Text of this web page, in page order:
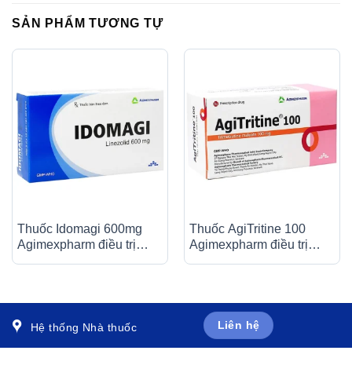
SẢN PHẨM TƯƠNG TỰ
Thuốc Idomagi 600mg
Agimexpharm điều trị
Thuốc AgiTritine 100
Agimexpharm điều trị
x 10 viên)
Hệ thống Nhà thuốc Liên hệ